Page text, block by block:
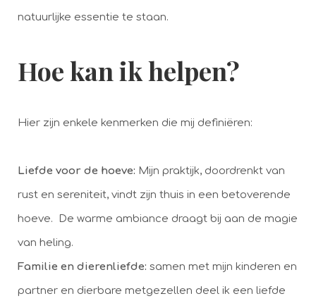
natuurlijke essentie te staan.
Hoe kan ik helpen?
Hier zijn enkele kenmerken die mij definiëren:
Liefde voor de hoeve: Mijn praktijk, doordrenkt van
rust en sereniteit, vindt zijn thuis in een betoverende
hoeve. De warme ambiance draagt bij aan de magie
van heling.
Familie en dierenliefde: samen met mijn kinderen en
partner en dierbare metgezellen deel ik een liefde